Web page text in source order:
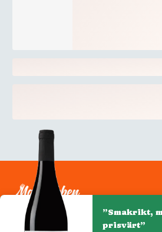
”Smakrikt,
prisvärt”